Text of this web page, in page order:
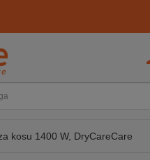
kosu 1400 W, DryCareCare